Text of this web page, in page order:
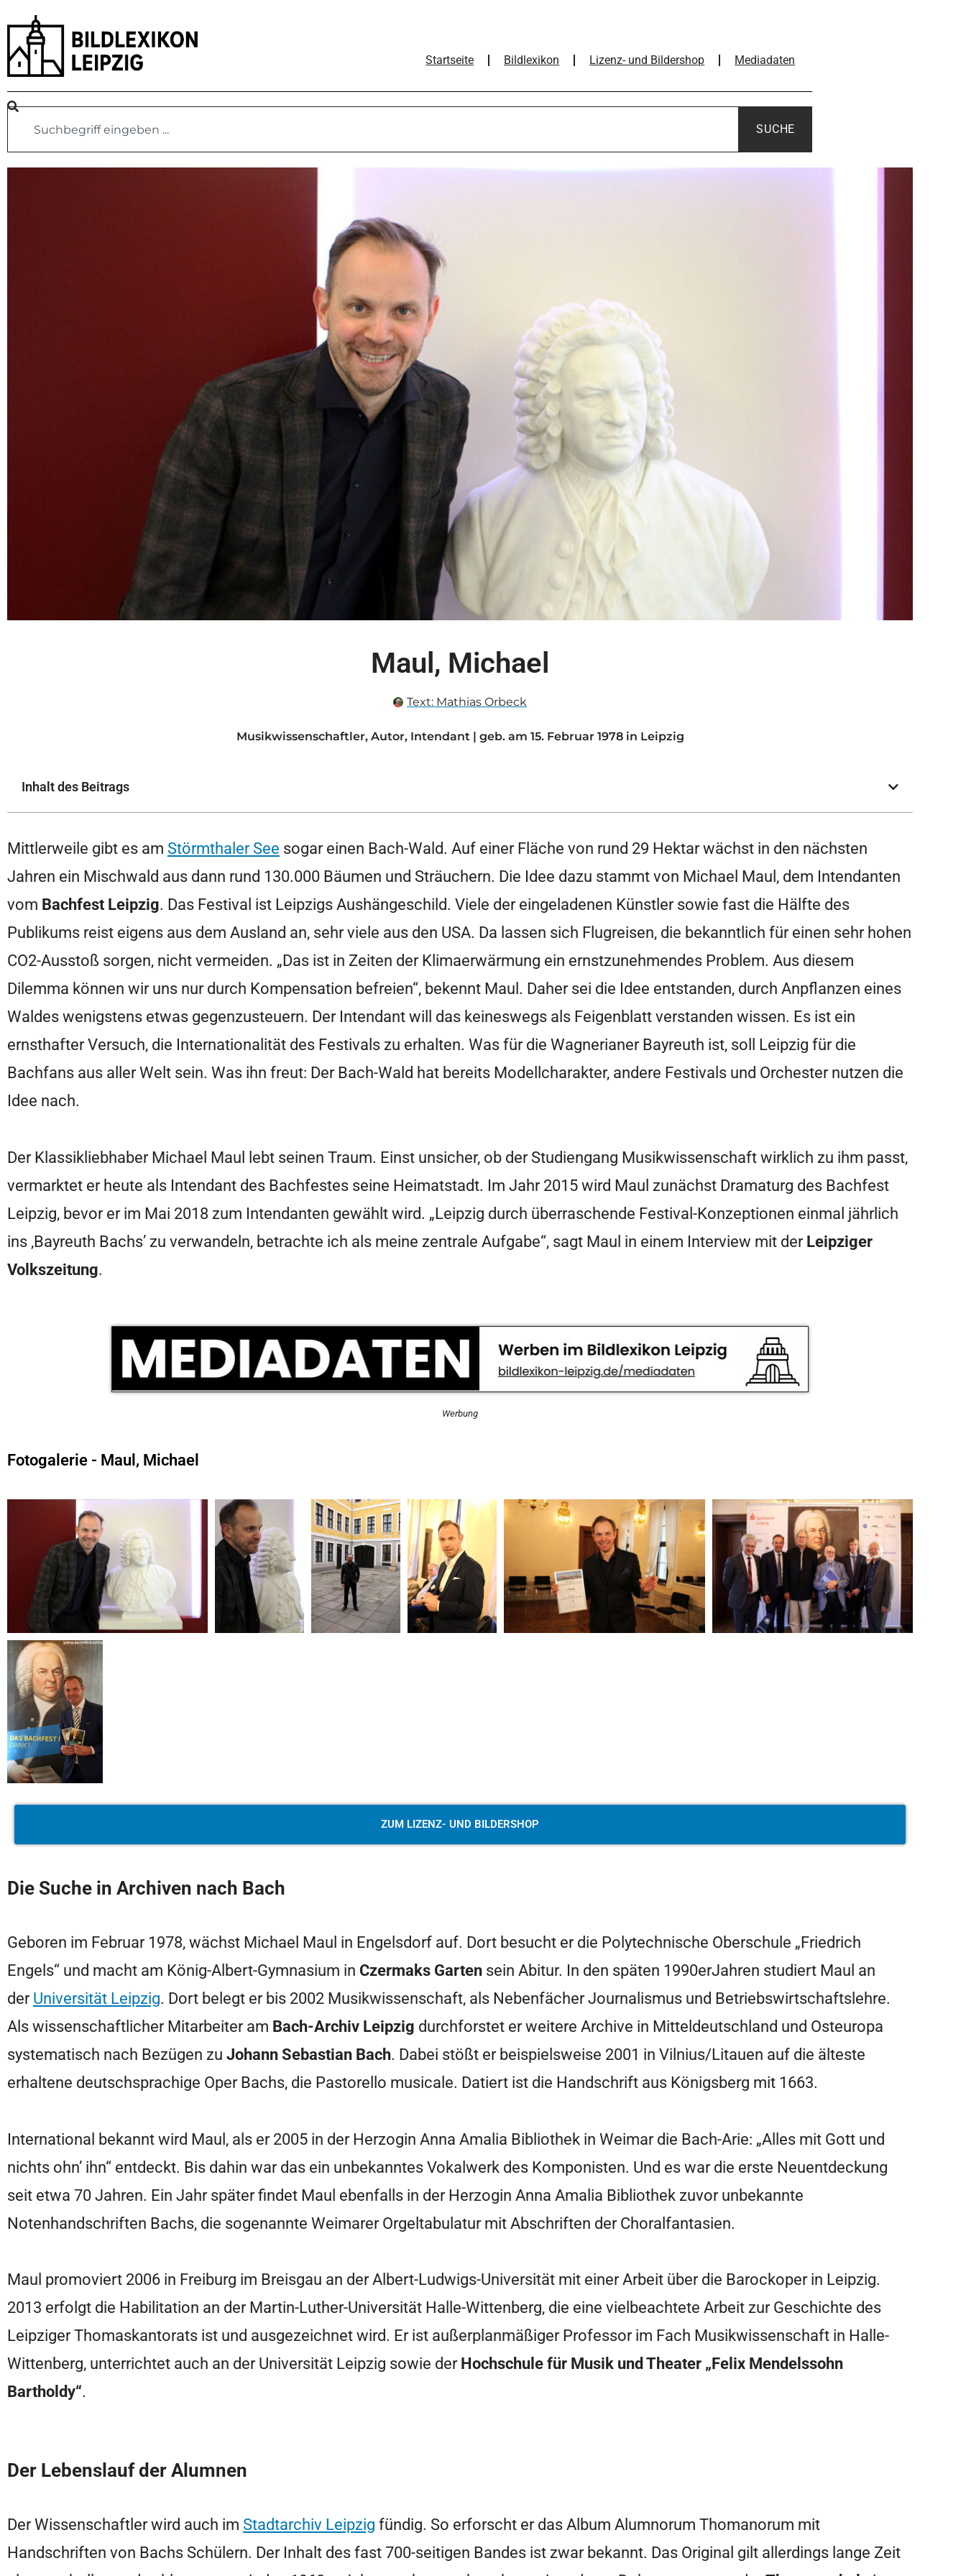
Startseite Bildlexikon Lizenz- und Bildershop Mediadaten
SUCHE
Maul, Michael
Text: Mathias Orbeck
Musikwissenschaftler, Autor, Intendant | geb. am 15. Februar 1978 in Leipzig
Inhalt des Beitrags
Mittlerweile gibt es am Störmthaler See sogar einen Bach-Wald. Auf einer Fläche von rund 29 Hektar wächst in den nächsten
Jahren ein Mischwald aus dann rund 130.000 Bäumen und Sträuchern. Die Idee dazu stammt von Michael Maul, dem Intendanten
vom Bachfest Leipzig. Das Festival ist Leipzigs Aushängeschild. Viele der eingeladenen Künstler sowie fast die Hälfte des
Publikums reist eigens aus dem Ausland an, sehr viele aus den USA. Da lassen sich Flugreisen, die bekanntlich für einen sehr hohen
CO2-Ausstoß sorgen, nicht vermeiden. „Das ist in Zeiten der Klimaerwärmung ein ernstzunehmendes Problem. Aus diesem
Dilemma können wir uns nur durch Kompensation befreien“, bekennt Maul. Daher sei die Idee entstanden, durch Anpflanzen eines
Waldes wenigstens etwas gegenzusteuern. Der Intendant will das keineswegs als Feigenblatt verstanden wissen. Es ist ein
ernsthafter Versuch, die Internationalität des Festivals zu erhalten. Was für die Wagnerianer Bayreuth ist, soll Leipzig für die
Bachfans aus aller Welt sein. Was ihn freut: Der Bach-Wald hat bereits Modellcharakter, andere Festivals und Orchester nutzen die
Idee nach.
Der Klassikliebhaber Michael Maul lebt seinen Traum. Einst unsicher, ob der Studiengang Musikwissenschaft wirklich zu ihm passt,
vermarktet er heute als Intendant des Bachfestes seine Heimatstadt. Im Jahr 2015 wird Maul zunächst Dramaturg des Bachfest
Leipzig, bevor er im Mai 2018 zum Intendanten gewählt wird. „Leipzig durch überraschende Festival-Konzeptionen einmal jährlich
ins ,Bayreuth Bachs’ zu verwandeln, betrachte ich als meine zentrale Aufgabe“, sagt Maul in einem Interview mit derLeipziger
Volkszeitung.
Werbung
Fotogalerie - Maul, Michael
ZUM LIZENZ- UND BILDERSHOP
Die Suche in Archiven nach Bach
Geboren im Februar 1978, wächst Michael Maul in Engelsdorf auf. Dort besucht er die Polytechnische Oberschule „Friedrich
Engels“ und macht am König-Albert-Gymnasium in Czermaks Garten sein Abitur. In den späten 1990erJahren studiert Maul an
derUniversität Leipzig. Dort belegt er bis 2002 Musikwissenschaft, als Nebenfächer Journalismus und Betriebswirtschaftslehre.
Als wissenschaftlicher Mitarbeiter am Bach-Archiv Leipzig durchforstet er weitere Archive in Mitteldeutschland und Osteuropa
systematisch nach Bezügen zu Johann Sebastian Bach. Dabei stößt er beispielsweise 2001 in Vilnius/Litauen auf die älteste
erhaltene deutschsprachige Oper Bachs, die Pastorello musicale. Datiert ist die Handschrift aus Königsberg mit 1663.
International bekannt wird Maul, als er 2005 in der Herzogin Anna Amalia Bibliothek in Weimar die Bach-Arie: „Alles mit Gott und
nichts ohn’ ihn“ entdeckt. Bis dahin war das ein unbekanntes Vokalwerk des Komponisten. Und es war die erste Neuentdeckung
seit etwa 70 Jahren. Ein Jahr später findet Maul ebenfalls in der Herzogin Anna Amalia Bibliothek zuvor unbekannte
Notenhandschriften Bachs, die sogenannte Weimarer Orgeltabulatur mit Abschriften der Choralfantasien.
Maul promoviert 2006 in Freiburg im Breisgau an der Albert-Ludwigs-Universität mit einer Arbeit über die Barockoper in Leipzig.
2013 erfolgt die Habilitation an der Martin-Luther-Universität Halle-Wittenberg, die eine vielbeachtete Arbeit zur Geschichte des
Leipziger Thomaskantorats ist und ausgezeichnet wird. Er ist außerplanmäßiger Professor im Fach Musikwissenschaft in Halle-
Wittenberg, unterrichtet auch an der Universität Leipzig sowie derHochschule für Musik und Theater „Felix Mendelssohn
Bartholdy“.
Der Lebenslauf der Alumnen
Der Wissenschaftler wird auch im Stadtarchiv Leipzig fündig. So erforscht er das Album Alumnorum Thomanorum mit
Handschriften von Bachs Schülern. Der Inhalt des fast 700-seitigen Bandes ist zwar bekannt. Das Original gilt allerdings lange Zeit